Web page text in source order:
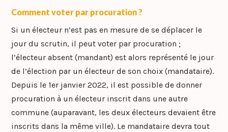
Comment voter par procuration ?
Si un électeur n’est pas en mesure de se déplacer le
jour du scrutin, il peut voter par procuration ;
l’électeur absent (mandant) est alors représenté le jour
de l’élection par un électeur de son choix (mandataire).
Depuis le 1er janvier 2022, il est possible de donner
procuration à un électeur inscrit dans une autre
commune (auparavant, les deux électeurs devaient être
inscrits dans la même ville). Le mandataire devra tout